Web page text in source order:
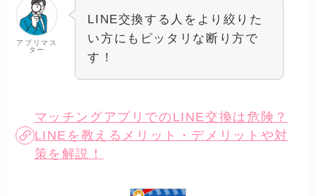
アプリマス
ター
LINE交換する人をより絞りた
い方にもピッタリな断り方で
す！
マッチングアプリでのLINE交換は危険？
LINEを教えるメリット・デメリットや対
策を解説！